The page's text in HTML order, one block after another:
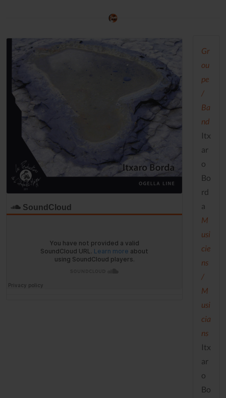
SoundCloud
Gr
ou
pe
/
Ba
nd
Itx
ar
o
Bo
rd
a
M
usi
cie
ns
/
M
usi
cia
ns
Itx
ar
o
Bo